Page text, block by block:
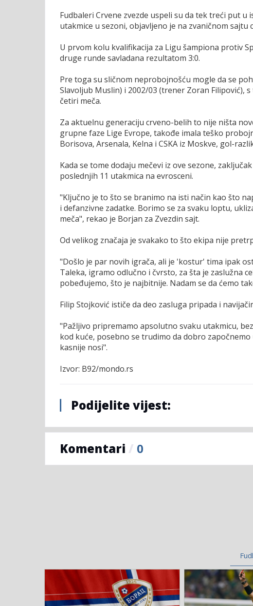
Fudbaleri Crvene zvezde uspeli su da tek treći put
utakmice u sezoni, objavljeno je na zvaničnom sajtu
U prvom kolu kvalifikacija za Ligu šampiona protiv
druge runde savladana rezultatom 3:0.
Pre toga su sličnom neprobojnošću mogle da se
Slavoljub Muslin) i 2002/03 (trener Zoran Filipović),
četiri meča.
Za aktuelnu generaciju crveno-belih to nije ništa
grupne faze Lige Evrope, takođe imala teško
Borisova, Arsenala, Kelna i CSKA iz Moskve, gol-
Kada se tome dodaju mečevi iz ove sezone,
poslednjih 11 utakmica na evrosceni.
"Ključno je to što se branimo na isti način kao što
i defanzivne zadatke. Borimo se za svaku loptu,
meča", rekao je Borjan za Zvezdin sajt.
Od velikog značaja je svakako to što ekipa nije
"Došlo je par novih igrača, ali je 'kostur' tima ipak
Taleka, igramo odlučno i čvrsto, za šta je zaslužna
pobeđujemo, što je najbitnije. Nadam se da ćemo
Filip Stojković ističe da deo zasluga pripada i
"Pažljivo pripremamo apsolutno svaku utakmicu,
kod kuće, posebno se trudimo da dobro
kasnije nosi".
Izvor: B92/mondo.rs
Podijelite vijest:
Komentari / 0